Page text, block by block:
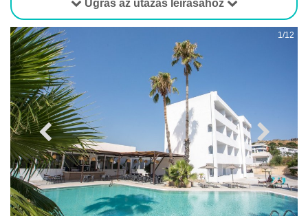
Ugrás az utazás leírásához
1/12